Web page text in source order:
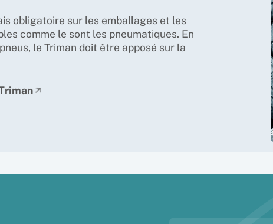
obligatoire sur les emballages et les
comme le sont les pneumatiques. En
le Triman doit être apposé sur la